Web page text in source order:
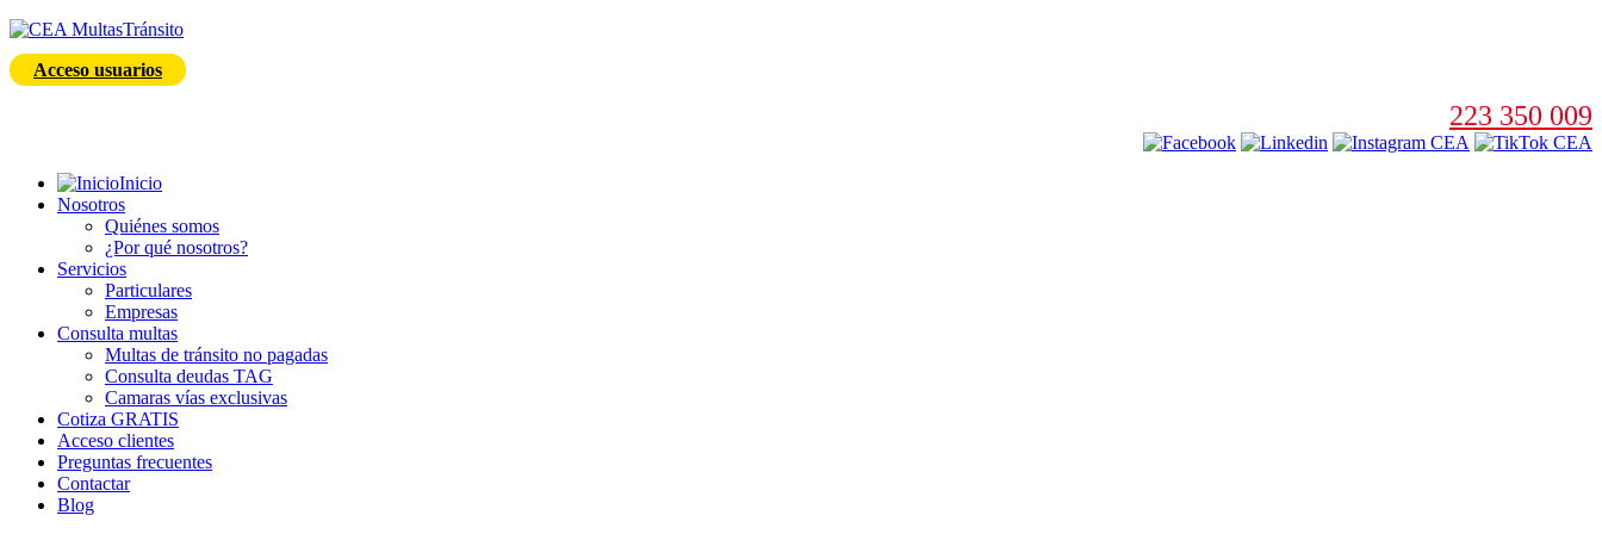
Acceso usuarios
223 350 009
Inicio
Nosotros
Quiénes somos
¿Por qué nosotros?
Servicios
Particulares
Empresas
Consulta multas
Multas de tránsito no pagadas
Consulta deudas TAG
Camaras vías exclusivas
Cotiza GRATIS
Acceso clientes
Preguntas frecuentes
Contactar
Blog